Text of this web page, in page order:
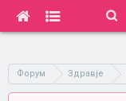
Форум Здравје